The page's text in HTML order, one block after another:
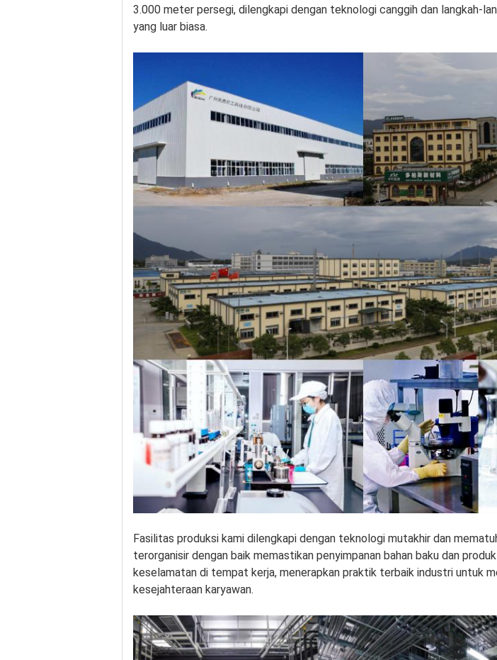
3.000 meter persegi, dilengkapi dengan teknologi canggih dan langkah-
yang luar biasa.
Fasilitas produksi kami dilengkapi dengan teknologi mutakhir dan
terorganisir dengan baik memastikan penyimpanan bahan baku dan
keselamatan di tempat kerja, menerapkan praktik terbaik industri untuk
kesejahteraan karyawan.